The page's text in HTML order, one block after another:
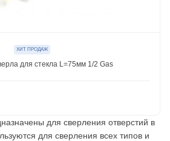
для стекла L=75мм 1/2 Gas
ХИТ ПРОДАЖ
для сверления отверстий в
для сверления всех типов и